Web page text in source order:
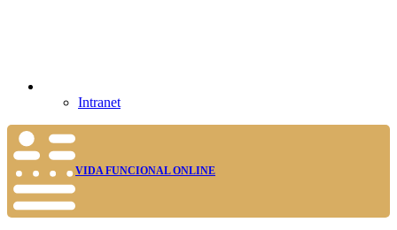
Intranet
VIDA FUNCIONAL ONLINE